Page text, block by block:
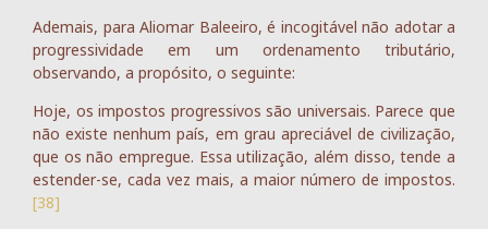
Ademais, para Aliomar Baleeiro, é incogitável não adotar a
progressividade em um ordenamento tributário,
observando, a propósito, o seguinte:
Hoje, os impostos progressivos são universais. Parece que
não existe nenhum país, em grau apreciável de civilização,
que os não empregue. Essa utilização, além disso, tende a
estender-se, cada vez mais, a maior número de impostos.
[38]